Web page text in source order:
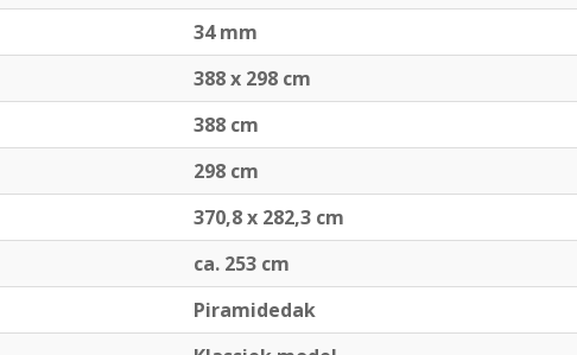
34 mm
388 x 298 cm
388 cm
298 cm
370,8 x 282,3 cm
ca. 253 cm
Piramidedak